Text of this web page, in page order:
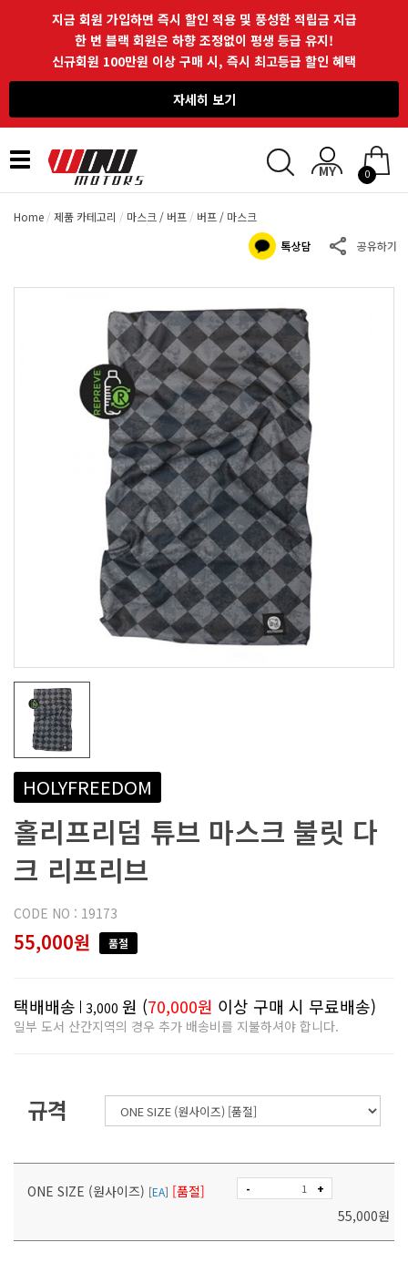
지금 회원 가입하면 즉시 할인 적용 및 풍성한 적립금 지급
한 번 블랙 회원은 하향 조정없이 평생 등급 유지!
신규회원 100만원 이상 구매 시, 즉시 최고등급 할인 혜택
자세히 보기
Toggle
navigation
0
Home 제품 카테고리 마스크 / 버프 버프 / 마스크
HOLYFREEDOM
홀리프리덤 튜브 마스크 불릿 다
크 리프리브
CODE NO : 19173
55,000원 품절
택배배송 3,000 원 (70,000원 이상 구매 시 무료배송)
일부 도서 산간지역의 경우 추가 배송비를 지불하셔야 합니다.
규격
ONE SIZE (원사이즈) [EA] [품절] - +
55,000원